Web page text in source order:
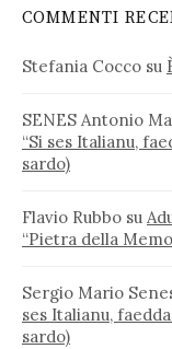
COMMENTI
Stefania Cocco su
SENES Antonio
“Si ses Italianu,
sardo)
Flavio Rubbo su
“Pietra della
Sergio Mario
ses Italianu,
sardo)